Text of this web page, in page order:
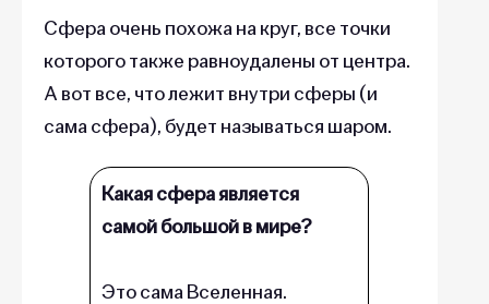
Сфера очень похожа на круг, все точки
которого также равноудалены от центра.
А вот все, что лежит внутри сферы (и
сама сфера), будет называться шаром.
Какая сфера является
самой большой в мире?
Это сама Вселенная.